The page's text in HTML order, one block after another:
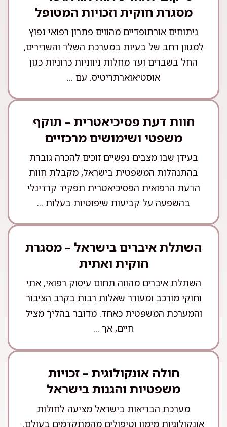
מסגרת חוקית וזכויות המטופל
ניתוחים אורתופדיים מהווים פתרון רפואי נפוץ
למגוון רחב של בעיות במערכת השלד והשרירים,
החל בשברים ועד מחלות ניווניות כרוניות כגון
אוסטיאוארתריטיס. עם ...
חוות דעת פסיכיאטרית – תוקף
משפטי ושימושים מרכזיים
בעידן שבו מצבים נפשיים זוכים להכרה גוברת
בהתנהלות המשפטית בישראל, מקבלת חוות
הדעת הרפואית הפסיכיאטרית תפקיד קרדינלי
בהשפעה על קביעות שיפוטיות בעלות ...
השתלת איברים בישראל – מסגרת
חוקית ואתית
השתלת איברים מהווה תחום עיסוק רפואי, אתי
וחוקי מורכב ומעורר שאלות רבות בקרב הציבור
והמערכת המשפטית כאחד. מדובר בהליך מציל
חיים, אך ...
חולה אונקולוגית – זכויות
משפטיות והגנות בישראל
מערכת הבריאות בישראל מציעה לחולות
אונקולוגיות מימון וטיפולים מהמתקדמים בעולם,